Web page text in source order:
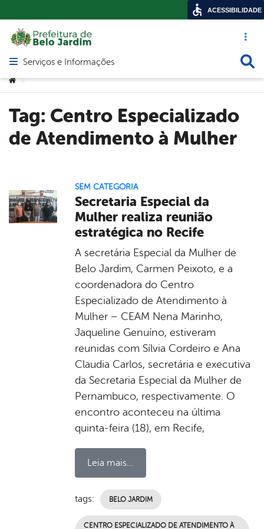
Acesso
Abrir menu principal de navegação
Serviços e Informações
Você está aqui:
>
Tag: Centro Especializado
de Atendimento à Mulher
SEM CATEGORIA
Secretaria Especial da
Mulher realiza reunião
estratégica no Recife
A secretária Especial da Mulher de
Belo Jardim, Carmen Peixoto, e a
coordenadora do Centro
Especializado de Atendimento à
Mulher – CEAM Nena Marinho,
Jaqueline Genuíno, estiveram
reunidas com Sílvia Cordeiro e Ana
Claudia Carlos, secretária e executiva
da Secretaria Especial da Mulher de
Pernambuco, respectivamente. O
encontro aconteceu na última
quinta-feira (18), em Recife,
Leia mais...
tags: BELO JARDIM
CENTRO ESPECIALIZADO DE ATENDIMENTO À
ACESSIBILIDADE